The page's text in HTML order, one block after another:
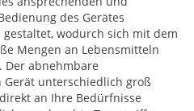
des Gerätes
wodurch sich mit dem
Mengen an Lebensmitteln
Der abnehmbare
unterschiedlich groß
an Ihre Bedürfnisse